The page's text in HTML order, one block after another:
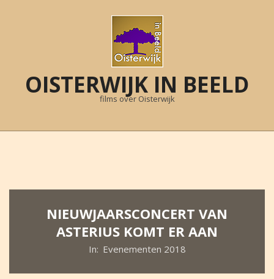
OISTERWIJK IN BEELD
films over Oisterwijk
Primary
NIEUWJAARSCONCERT VAN
ASTERIUS KOMT ER AAN
In: Evenementen 2018